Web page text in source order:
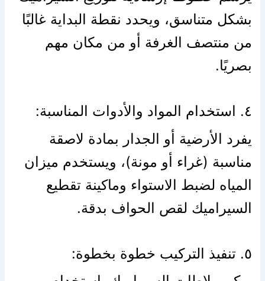
بشكل متناسق، ويحدد نقطة البداية غالبًا
من منتصف الغرفة أو من مكان مهم
بصريًا.
٤. استخدام المواد والأدوات المناسبة:
يفرد الأرضية أو الجدار بمادة لاصقة
مناسبة (غراء أو مونة)، ويستخدم ميزان
المياه لضبط الاستواء وماكينة تقطيع
السيراميك لقص الحواف بدقة.
٥. تنفيذ التركيب خطوة بخطوة: